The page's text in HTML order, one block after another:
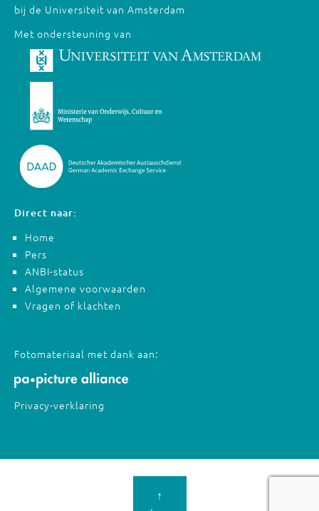
bij de Universiteit van Amsterdam
Met ondersteuning van
Direct naar:
Home
Pers
ANBI-status
Algemene voorwaarden
Vragen of klachten
Fotomateriaal met dank aan:
Privacy-verklaring
↑